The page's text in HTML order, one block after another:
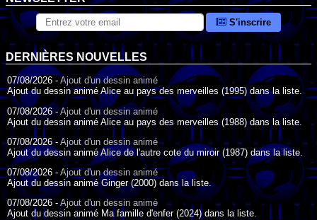
S'inscrire
DERNIÈRES NOUVELLES
07/08/2026 - Ajout d'un dessin animé
Ajout du dessin animé Alice au pays des merveilles (1995) dans la liste.
07/08/2026 -Ajout d'un dessin animé
Ajout du dessin animé Alice au pays des merveilles (1988) dans la liste.
07/08/2026 -Ajout d'un dessin animé
Ajout du dessin animé Alice de l'autre cote du miroir (1987) dans la liste.
07/08/2026 - Ajout d'un dessin animé
Ajout du dessin animé Ginger (2000) dans la liste.
07/08/2026 -Ajout d'un dessin animé
Ajout du dessin animé Ma famille d'enfer (2024) dans la liste.